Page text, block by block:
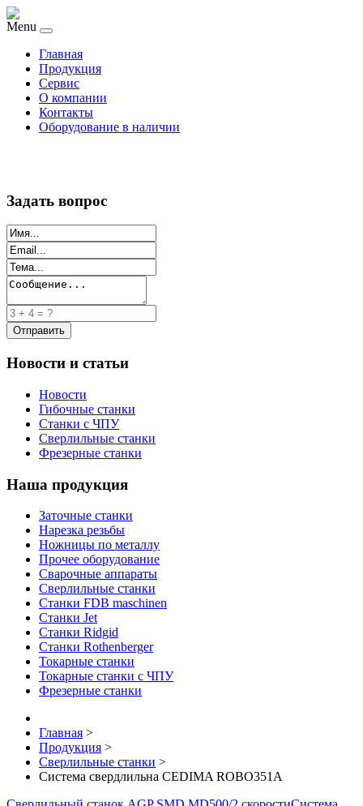
Menu
Главная
Продукция
Сервис
О компании
Контакты
Оборудование в наличии
Задать вопрос
Новости и статьи
Новости
Гибочные станки
Станки с ЧПУ
Сверлильные станки
Фрезерные станки
Наша продукция
Заточные станки
Нарезка резьбы
Ножницы по металлу
Прочее оборудование
Сварочные аппараты
Сверлильные станки
Станки FDB maschinen
Станки Jet
Станки Ridgid
Станки Rothenberger
Токарные станки
Токарные станки с ЧПУ
Фрезерные станки
Главная >
Продукция >
Сверлильные станки >
Система свердлильна CEDIMA ROBO351A